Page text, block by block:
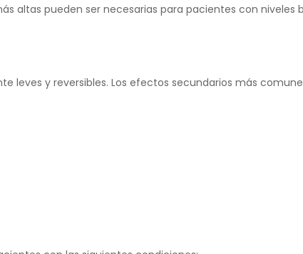
altas pueden ser necesarias para pacientes con
leves y reversibles. Los efectos secundarios más